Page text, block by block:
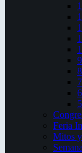
Feria
Mitos